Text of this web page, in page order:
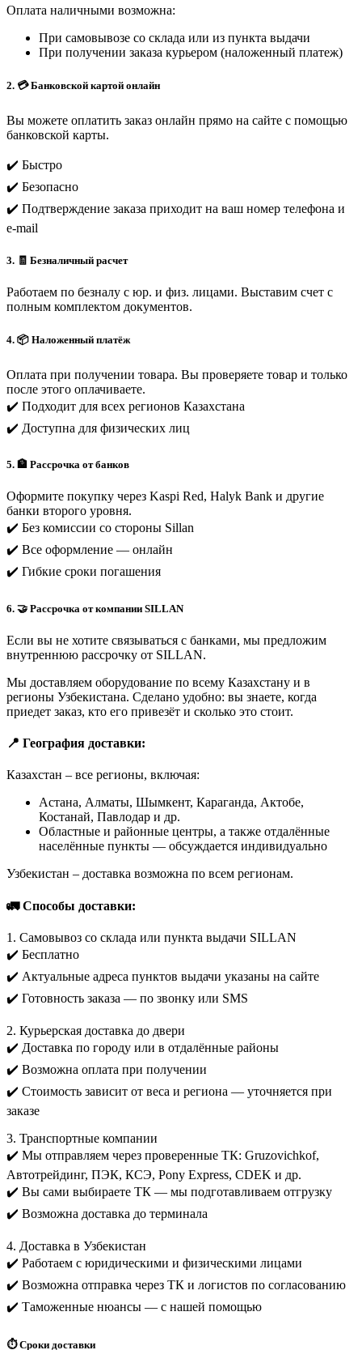
Оплата наличными возможна:
При самовывозе со склада или из пункта выдачи
При получении заказа курьером (наложенный платеж)
2. 💳 Банковской картой онлайн
Вы можете оплатить заказ онлайн прямо на сайте с помощью
банковской карты.
✔️ Быстро
✔️ Безопасно
✔️ Подтверждение заказа приходит на ваш номер телефона и
e-mail
3. 🧾 Безналичный расчет
Работаем по безналу с юр. и физ. лицами. Выставим счет с
полным комплектом документов.
4. 📦 Наложенный платёж
Оплата при получении товара. Вы проверяете товар и только
после этого оплачиваете.
✔️ Подходит для всех регионов Казахстана
✔️ Доступна для физических лиц
5. 🏦 Рассрочка от банков
Оформите покупку через Kaspi Red, Halyk Bank и другие
банки второго уровня.
✔️ Без комиссии со стороны Sillan
✔️ Все оформление — онлайн
✔️ Гибкие сроки погашения
6. 🤝 Рассрочка от компании SILLAN
Если вы не хотите связываться с банками, мы предложим
внутреннюю рассрочку от SILLAN.
Мы доставляем оборудование по всему Казахстану и в
регионы Узбекистана. Сделано удобно: вы знаете, когда
приедет заказ, кто его привезёт и сколько это стоит.
📍 География доставки:
Казахстан – все регионы, включая:
Астана, Алматы, Шымкент, Караганда, Актобе,
Костанай, Павлодар и др.
Областные и районные центры, а также отдалённые
населённые пункты — обсуждается индивидуально
Узбекистан – доставка возможна по всем регионам.
🚛 Способы доставки:
1. Самовывоз со склада или пункта выдачи SILLAN
✔️ Бесплатно
✔️ Актуальные адреса пунктов выдачи указаны на сайте
✔️ Готовность заказа — по звонку или SMS
2. Курьерская доставка до двери
✔️ Доставка по городу или в отдалённые районы
✔️ Возможна оплата при получении
✔️ Стоимость зависит от веса и региона — уточняется при
заказе
3. Транспортные компании
✔️ Мы отправляем через проверенные ТК: Gruzovichkof,
Автотрейдинг, ПЭК, КСЭ, Pony Express, CDEK и др.
✔️ Вы сами выбираете ТК — мы подготавливаем отгрузку
✔️ Возможна доставка до терминала
4. Доставка в Узбекистан
✔️ Работаем с юридическими и физическими лицами
✔️ Возможна отправка через ТК и логистов по согласованию
✔️ Таможенные нюансы — с нашей помощью
⏱️ Сроки доставки